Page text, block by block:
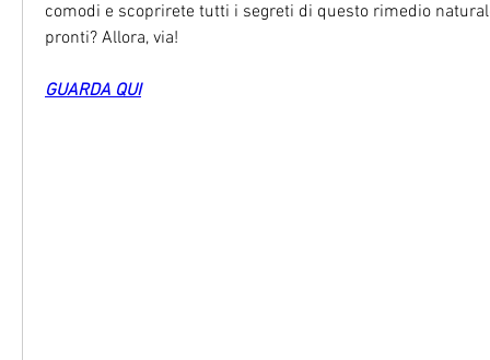
comodi e scoprirete tutti i segreti di questo rimedio
pronti? Allora, via!
GUARDA QUI